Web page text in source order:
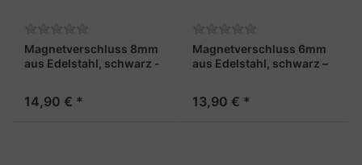
Magnetverschluss 8mm
aus Edelstahl, schwarz -
14,90 € *
Magnetverschluss 6mm
aus Edelstahl, schwarz –
13,90 € *